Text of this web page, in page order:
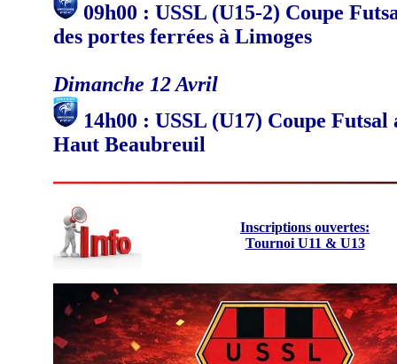
09h00 : USSL (U15-2) Coupe
des portes ferrées à Limoges
Dimanche 12 Avril
14h00 : USSL (U17) Coupe Futsal
Haut Beaubreuil
Inscriptions ouvertes:
Tournoi U11 & U13